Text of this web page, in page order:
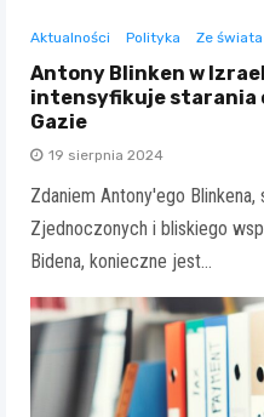
Aktualności Polityka Ze świata
Antony Blinken w
intensyfikuje starania
Gazie
19 sierpnia 2024
Zdaniem Antony'ego
Zjednoczonych i bliskiego
Bidena, konieczne jest…